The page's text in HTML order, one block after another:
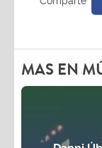
MAS EN